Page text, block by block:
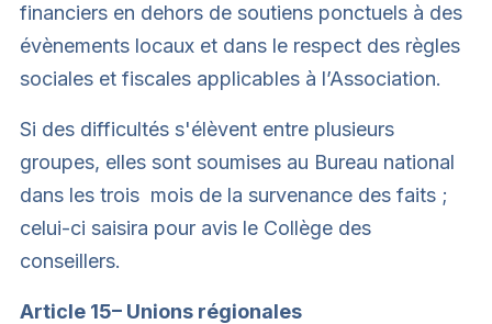
financiers en dehors de soutiens ponctuels à des
évènements locaux et dans le respect des règles
sociales et fiscales applicables à l’Association.
Si des difficultés s'élèvent entre plusieurs
groupes, elles sont soumises au Bureau national
dans les trois mois de la survenance des faits ;
celui-ci saisira pour avis le Collège des
conseillers.
Article 15– Unions régionales